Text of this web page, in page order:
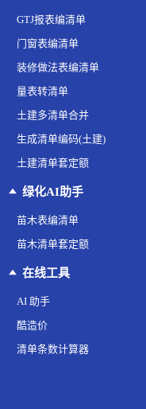
GTJ报表编清单
门窗表编清单
装修做法表编清单
量表转清单
土建多清单合并
生成清单编码(土建)
土建清单套定额
绿化AI助手
苗木表编清单
苗木清单套定额
在线工具
AI 助手
酷造价
清单条数计算器